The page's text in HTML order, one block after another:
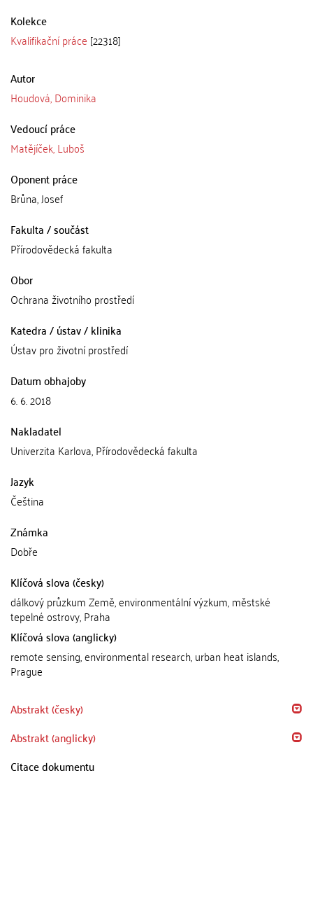
Kolekce
Kvalifikační práce [22318]
Autor
Houdová, Dominika
Vedoucí práce
Matějíček, Luboš
Oponent práce
Brůna, Josef
Fakulta / součást
Přírodovědecká fakulta
Obor
Ochrana životního prostředí
Katedra / ústav / klinika
Ústav pro životní prostředí
Datum obhajoby
6. 6. 2018
Nakladatel
Univerzita Karlova, Přírodovědecká fakulta
Jazyk
Čeština
Známka
Dobře
Klíčová slova (česky)
dálkový průzkum Země, environmentální výzkum, městské
tepelné ostrovy, Praha
Klíčová slova (anglicky)
remote sensing, environmental research, urban heat islands,
Prague
Abstrakt (česky)
Abstrakt (anglicky)
Citace dokumentu